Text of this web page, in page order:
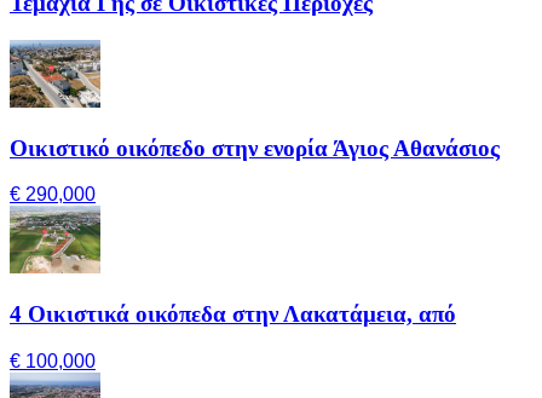
Οικιστικό οικόπεδο στην ενορία Άγιος Αθανάσιος
€ 290,000
4 Οικιστικά οικόπεδα στην Λακατάμεια, από
€ 100,000